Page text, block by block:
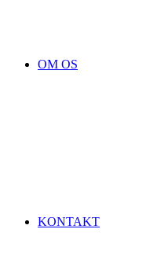
OM OS
KONTAKT